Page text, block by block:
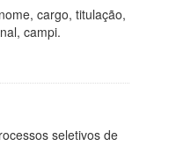
cargo, titulação,
campi.
seletivos de